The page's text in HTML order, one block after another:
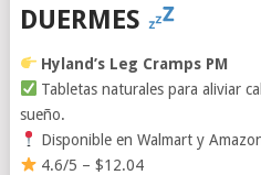
DUERMES
Hyland’s Leg Cramps PM
Tabletas naturales para aliviar
sueño.
Disponible en Walmart y
4.6/5 – $12.04